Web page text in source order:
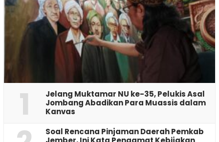
1
Jelang Muktamar NU ke-35, Pelukis Asal
Jombang Abadikan Para Muassis dalam
Kanvas
‎Soal Rencana Pinjaman Daerah Pemkab